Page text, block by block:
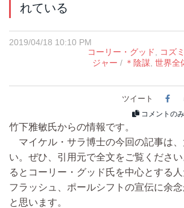
れている
2019/04/18 10:10 PM
コーリー・グッド, コズ
ジャー / ＊陰謀, 世界全
ツイート
コメントの
竹下雅敏氏からの情報です。
マイケル・サラ博士の今回の記事は
い。ぜひ、引用元で全文をご覧くださ
るとコーリー・グッド氏を中心とする
フラッシュ、ポールシフトの宣伝に余
と思います。